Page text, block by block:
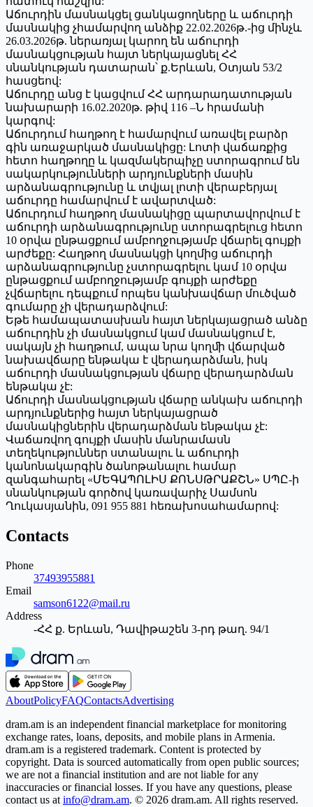
Աճուրդին մասնակցել ցանկացողները և աճուրդի
մասնակից չհամարվող անձիք 22.02.2026թ.-ից մինչև
26.03.2026թ. ներառյալ կարող են աճուրդի
մասնակցության հայտ ներկայացնել ՀՀ
սնանկության դատարան՝ ք.Երևան, Օտյան 53/2
հասցեով:
Աճուրդը անց է կացվում ՀՀ արդարադատության
նախարարի 16.02.2020թ. թիվ 116 –Ն հրամանի
կարգով:
Աճուրդում հաղթող է համարվում առավել բարձր
գին առաջարկած մասնակիցը: Լոտի վաճառքից
հետո հաղթողը և կազմակերպիչը ստորագրում են
սակարկությունների արդյունքների մասին
արձանագրությունը և տվյալ լոտի վերաբերյալ
աճուրդը համարվում է ավարտված:
Աճուրդում հաղթող մասնակիցը պարտավորվում է
աճուրդի արձանագրությունը ստորագրելուց հետո
10 օրվա ընթացքում ամբողջությամբ վճարել գույքի
արժեքը: Հաղթող մասնակցի կողմից աճուրդի
արձանագրությունը չստորագրելու կամ 10 օրվա
ընթացքում ամբողջությամբ գույքի արժեքը
չվճարելու դեպքում որպես կանխավճար մուծված
գումարը չի վերադարձվում:
Եթե համապատասխան հայտ ներկայացրած անձը
աճուրդին չի մասնակցում կամ մասնակցում է,
սակայն չի հաղթում, ապա նրա կողﬕ վճարված
նախավճարը ենթակա է վերադարձման, իսկ
աճուրդի մասնակցության վճարը վերադարձման
ենթակա չէ:
Աճուրդի մասնակցության վճարը անկախ աճուրդի
արդյունքներից հայտ ներկայացրած
մասնակիցներին վերադարձման ենթակա չէ:
Վաճառվող գույքի մասին մանրամասն
տեղեկություններ ստանալու և աճուրդի
կանոնակարգին ծանոթանալու համար
զանգահարել «ՄԵԳԱՊՈԼԻՍ ՔՈՆՍԹՐԱՔՇՆ» ՍՊԸ-ի
սնանկության գործով կառավարիչ Սամսոն
Ղուկասյանին, 091 955 881 հեռախոսահամարով:
Contacts
Phone
37493955881
Email
samson6122@mail.ru
Address
-ՀՀ ք. Երևան, Դավիթաշեն 3-րդ թաղ. 94/1
AboutPolicyFAQContactsAdvertising
dram.am is an independent financial marketplace for monitoring
exchange rates, loans, deposits, and mobile plans in Armenia.
dram.am is a registered trademark. Content is protected by
copyright. Data is sourced automatically from open public sources;
we are not a financial institution and are not liable for any
inaccuracies or financial losses. If you have any questions, please
contact us at info@dram.am. © 2026 dram.am. All rights reserved.